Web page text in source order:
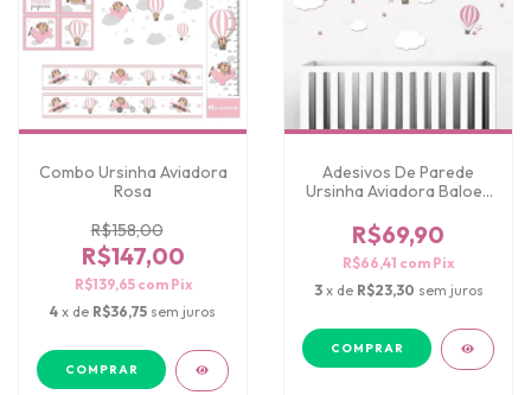
Combo Ursinha Aviadora
Rosa
R$158,00
R$147,00
R$139,65 com Pix
4 x de R$36,75 sem juros
Adesivos De Parede
Ursinha Aviadora Baloes
R$69,90
R$66,41 com Pix
3 x de R$23,30 sem juros